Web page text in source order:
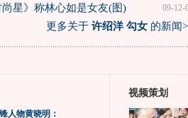
09-12-
星》称林心如是女友(图)
更多关于 许绍洋 勾女的新闻
人物黄晓明：
视频策划